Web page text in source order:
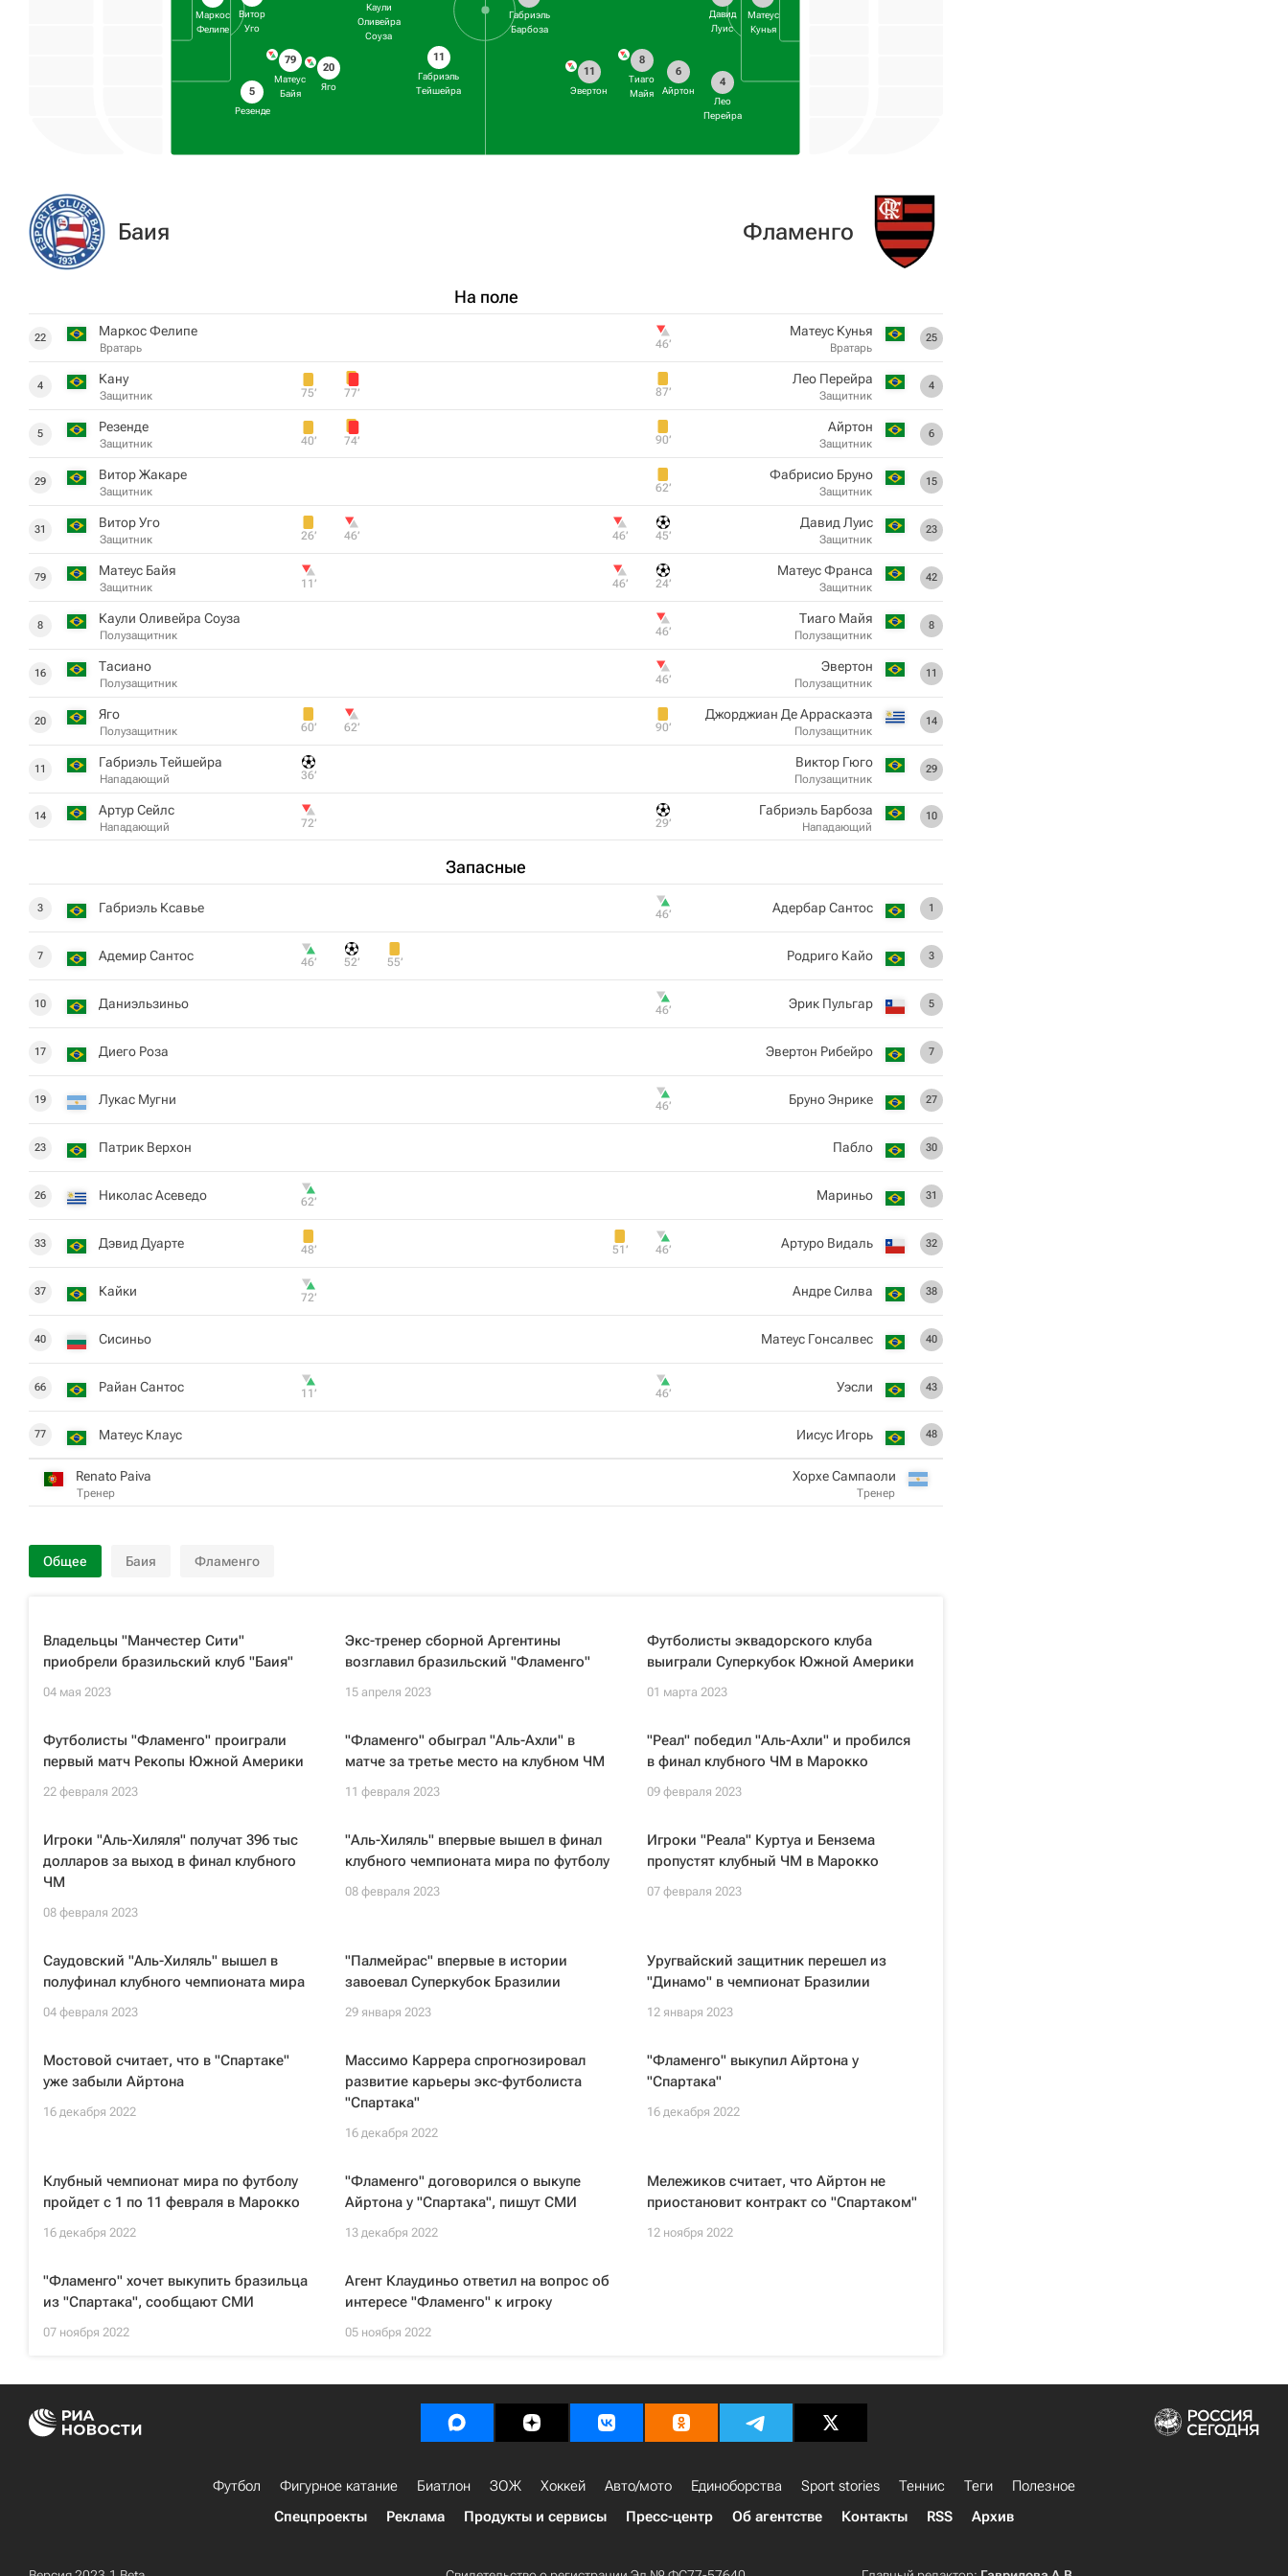
Маркос
Фелипе
Витор
Уго
5
Резенде
79
Матеус
Байя
20
Яго
Каули
Оливейра
Соуза
11
Габриэль
Тейшейра
Матеус
Кунья
Давид
Луис
4
Лео
Перейра
6
Айртон
8
Тиаго
Майя
11
Эвертон
Габриэль
Барбоза
Баия
На поле
22 Маркос Фелипе
Вратарь
4 Кану
Защитник 75‎’‎ 77‎’‎
5 Резенде
Защитник 40‎’‎ 74‎’‎
29 Витор Жакаре
Защитник
31 Витор Уго
Защитник 26‎’‎ 46‎’‎
79 Матеус Байя
Защитник 11‎’‎
8 Каули Оливейра Соуза
Полузащитник
16 Тасиано
Полузащитник
20 Яго
Полузащитник 60‎’‎ 62‎’‎
11 Габриэль Тейшейра
Нападающий 36‎’‎
14 Артур Сейлс
Нападающий 72‎’‎
Запасные
3 Габриэль Ксавье
7 Адемир Сантос 46‎’‎ 52‎’‎ 55‎’‎
10 Даниэльзиньо
17 Диего Роза
19 Лукас Мугни
23 Патрик Верхон
26 Николас Асеведо 62‎’‎
33 Дэвид Дуарте 48‎’‎
37 Кайки 72‎’‎
40 Сисиньо
66 Райан Сантос 11‎’‎
77 Матеус Клаус
Renato Paiva
Тренер
Фламенго
25
Матеус Кунья
Вратарь
46‎’‎
4
Лео Перейра
Защитник
87‎’‎
6
Айртон
Защитник
90‎’‎
15
Фабрисио Бруно
Защитник
62‎’‎
23
Давид Луис
Защитник
45‎’‎
46‎’‎
42
Матеус Франса
Защитник
24‎’‎
46‎’‎
8
Тиаго Майя
Полузащитник
46‎’‎
11
Эвертон
Полузащитник
46‎’‎
14
Джорджиан Де Арраскаэта
Полузащитник
90‎’‎
29
Виктор Гюго
Полузащитник
10
Габриэль Барбоза
Нападающий
29‎’‎
1
Адербар Сантос
46‎’‎
3
Родриго Кайо
5
Эрик Пульгар
46‎’‎
7
Эвертон Рибейро
27
Бруно Энрике
46‎’‎
30
Пабло
31
Мариньо
32
Артуро Видаль
46‎’‎
51‎’‎
38
Андре Силва
40
Матеус Гонсалвес
43
Уэсли
46‎’‎
48
Иисус Игорь
Хорхе Сампаоли
Тренер
Общее Баия Фламенго
Владельцы "Манчестер Сити"
приобрели бразильский клуб "Баия"
04 мая 2023
Экс-тренер сборной Аргентины
возглавил бразильский "Фламенго"
15 апреля 2023
Футболисты эквадорского клуба
выиграли Суперкубок Южной Америки
01 марта 2023
Футболисты "Фламенго" проиграли
первый матч Рекопы Южной Америки
22 февраля 2023
"Фламенго" обыграл "Аль-Ахли" в
матче за третье место на клубном ЧМ
11 февраля 2023
"Реал" победил "Аль-Ахли" и пробился
в финал клубного ЧМ в Марокко
09 февраля 2023
Игроки "Аль-Хиляля" получат 396 тыс
долларов за выход в финал клубного
ЧМ
08 февраля 2023
"Аль-Хиляль" впервые вышел в финал
клубного чемпионата мира по футболу
08 февраля 2023
Игроки "Реала" Куртуа и Бензема
пропустят клубный ЧМ в Марокко
07 февраля 2023
Саудовский "Аль-Хиляль" вышел в
полуфинал клубного чемпионата мира
04 февраля 2023
"Палмейрас" впервые в истории
завоевал Суперкубок Бразилии
29 января 2023
Уругвайский защитник перешел из
"Динамо" в чемпионат Бразилии
12 января 2023
Мостовой считает, что в "Спартаке"
уже забыли Айртона
16 декабря 2022
Массимо Каррера спрогнозировал
развитие карьеры экс-футболиста
"Спартака"
16 декабря 2022
"Фламенго" выкупил Айртона у
"Спартака"
16 декабря 2022
Клубный чемпионат мира по футболу
пройдет с 1 по 11 февраля в Марокко
16 декабря 2022
"Фламенго" договорился о выкупе
Айртона у "Спартака", пишут СМИ
13 декабря 2022
Мележиков считает, что Айртон не
приостановит контракт со "Спартаком"
12 ноября 2022
"Фламенго" хочет выкупить бразильца
из "Спартака", сообщают СМИ
07 ноября 2022
Агент Клаудиньо ответил на вопрос об
интересе "Фламенго" к игроку
05 ноября 2022
Футбол Фигурное катание Биатлон ЗОЖ Хоккей Авто/мото Единоборства Sport stories Теннис Теги
Полезное
Спецпроекты
Реклама Продукты и сервисы Пресс-центр Об агентстве Контакты RSS Архив